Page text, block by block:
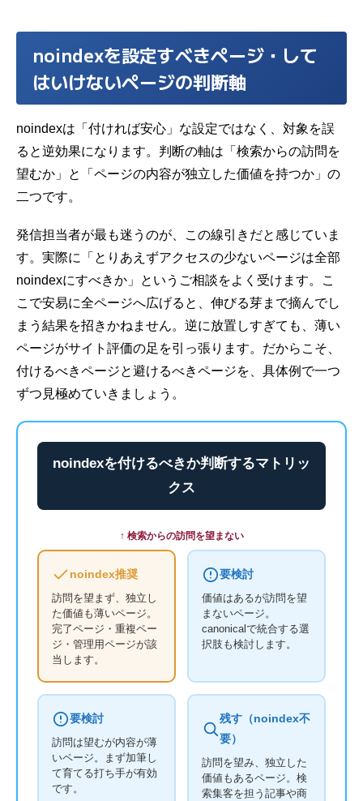
noindexを設定すべきページ・して
はいけないページの判断軸
noindexは「付ければ安心」な設定ではなく、対象を誤
ると逆効果になります。判断の軸は「検索からの訪問を
望むか」と「ページの内容が独立した価値を持つか」の
二つです。
発信担当者が最も迷うのが、この線引きだと感じていま
す。実際に「とりあえずアクセスの少ないページは全部
noindexにすべきか」というご相談をよく受けます。こ
こで安易に全ページへ広げると、伸びる芽まで摘んでし
まう結果を招きかねません。逆に放置しすぎても、薄い
ページがサイト評価の足を引っ張ります。だからこそ、
付けるべきページと避けるべきページを、具体例で一つ
ずつ見極めていきましょう。
noindexを付けるべきか判断するマトリッ
クス
↑ 検索からの訪問を望まない
noindex推奨
訪問を望まず、独立し
た価値も薄いページ。
完了ページ・重複ペー
ジ・管理用ページが該
当します。
要検討
価値はあるが訪問を望
まないページ。
canonicalで統合する選
択肢も検討します。
要検討
訪問は望むが内容が薄
いページ。まず加筆し
て育てる打ち手が有効
です。
残す（noindex不
要）
訪問を望み、独立した
価値もあるページ。検
索集客を担う記事や商